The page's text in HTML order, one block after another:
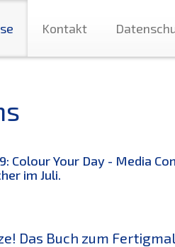
Kontakt
Colour Your Day - Media
im Juli.
Das Buch zum